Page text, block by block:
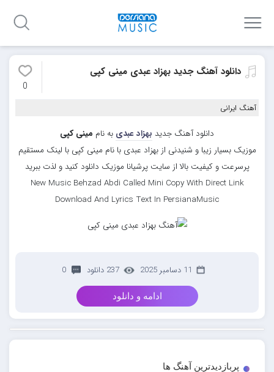
دانلود آهنگ جدید بهزاد عبدی مینی کپی
0
آهنگ ایرانی
دانلود آهنگ جدید بهزاد عبدی به نام مینی کپی
موزیک بسیار زیبا و شنیدنی از بهزاد عبدی با نام مینی کپی با لینک مستقیم
پرسرعت و کیفیت بالا از سایت پرشیانا موزیک دانلود کنید و لذت ببرید
New Music Behzad Abdi Called Mini Copy With Direct Link
Download And Lyrics Text In PersianaMusic
11 دسامبر 2025 237 دانلود 0
ادامه و دانلود
پربازدیدترین آهنگ ها